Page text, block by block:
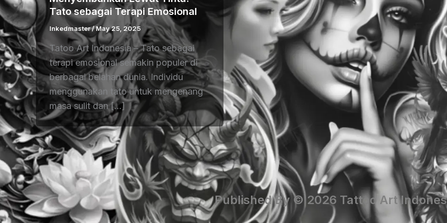
Tato sebagai Terapi Emosional
Inkedmaster/May 25, 2025
Tatoo Art Indonesia – Tato sebagai
terapi emosional semakin populer di
berbagai belahan dunia. Individu
menggunakan tato untuk mengenang
masa sulit dan […]
Published By © 2026 Tattoo Art